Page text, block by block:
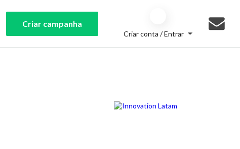
Criar campanha
Criar conta / Entrar